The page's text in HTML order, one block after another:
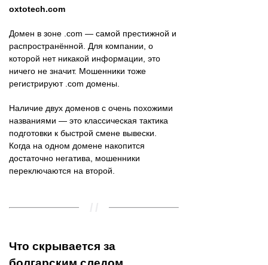
oxtotech.com
Домен в зоне .com — самой престижной и
распространённой. Для компании, о
которой нет никакой информации, это
ничего не значит. Мошенники тоже
регистрируют .com домены.
Наличие двух доменов с очень похожими
названиями — это классическая тактика
подготовки к быстрой смене вывески.
Когда на одном домене накопится
достаточно негатива, мошенники
переключаются на второй.
Что скрывается за